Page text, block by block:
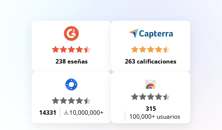
238 eseñas 263 calificaciones
14331 10,000,000+
315
100,000+ usuarios